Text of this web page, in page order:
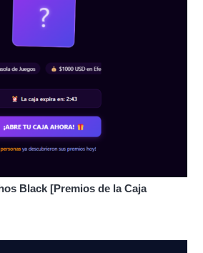
Black [Premios de la Caja